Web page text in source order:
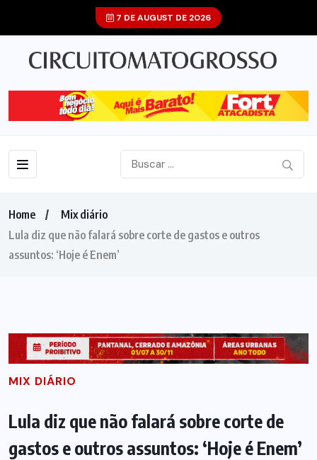
7 DE AUGUST DE 2026
Home
Mix diário
Lula diz que não falará sobre corte de gastos e outros
assuntos: ‘Hoje é Enem’
MIX DIÁRIO
Lula diz que não falará sobre corte de
gastos e outros assuntos: ‘Hoje é Enem’